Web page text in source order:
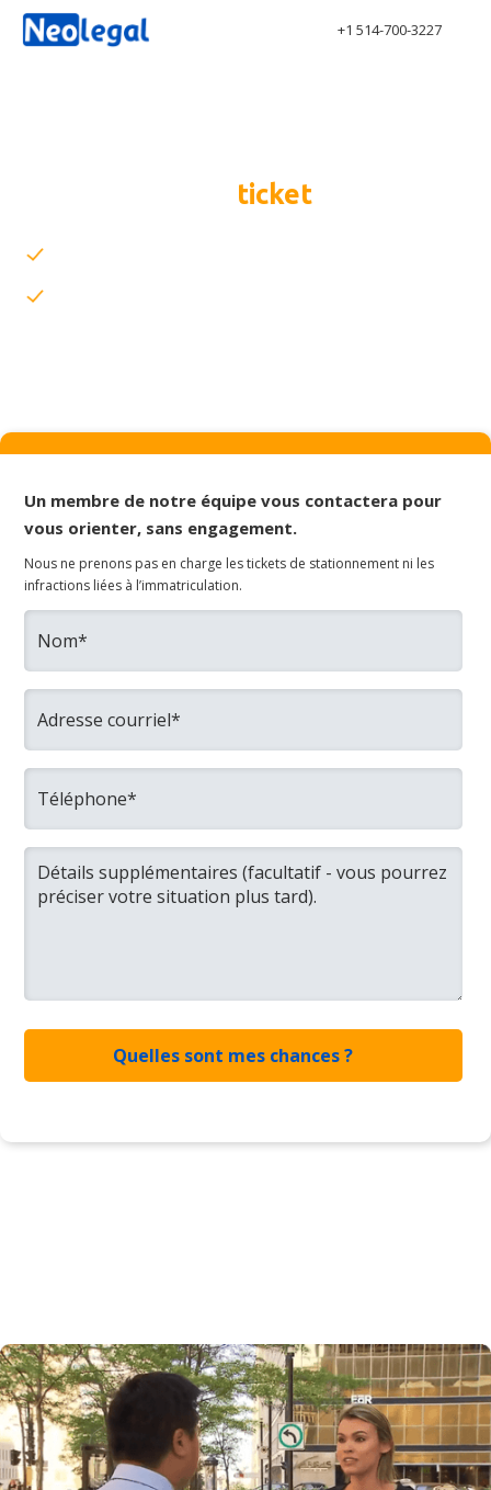
+1 514-700-3227
ticket
Un membre de notre équipe vous contactera pour
vous orienter, sans engagement.
Nous ne prenons pas en charge les tickets de stationnement ni les
infractions liées à l’immatriculation.